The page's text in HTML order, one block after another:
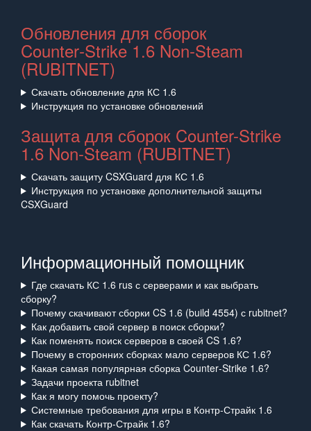
Обновления для сборок
Counter‑Strike 1.6 Non‑Steam
(RUBITNET)
Скачать обновление для КС 1.6
Инструкция по установке обновлений
Защита для сборок Counter-Strike
1.6 Non-Steam (RUBITNET)
Скачать защиту CSXGuard для КС 1.6
Инструкция по установке дополнительной защиты
CSXGuard
Информационный помощник
Где скачать КС 1.6 rus с серверами и как выбрать
сборку?
Почему скачивают сборки CS 1.6 (build 4554) с rubitnet?
Как добавить свой сервер в поиск сборки?
Как поменять поиск серверов в своей CS 1.6?
Почему в сторонних сборках мало серверов КС 1.6?
Какая самая популярная сборка Counter‑Strike 1.6?
Задачи проекта rubitnet
Как я могу помочь проекту?
Системные требования для игры в Контр‑Страйк 1.6
Как скачать Контр‑Страйк 1.6?